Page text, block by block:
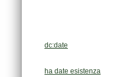
dc:date
ha date esistenza